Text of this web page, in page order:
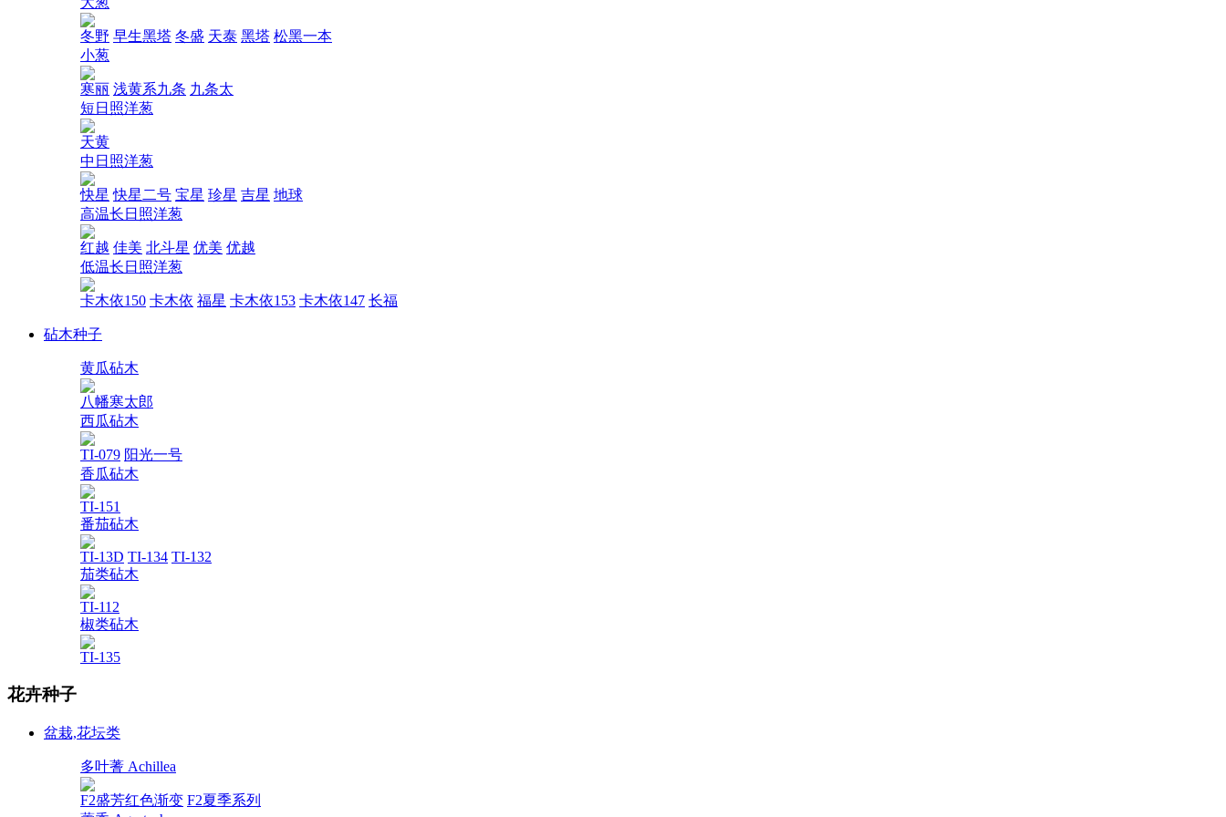
冬野 早生黑塔 冬盛 天泰 黑塔 松黑一本
小葱
寒丽 浅黄系九条 九条太
短日照洋葱
天黄
中日照洋葱
快星 快星二号 宝星 珍星 吉星 地球
高温长日照洋葱
红越 佳美 北斗星 优美 优越
低温长日照洋葱
卡木依150 卡木依 福星 卡木依153 卡木依147 长福
砧木种子
黄瓜砧木
八幡寒太郎
西瓜砧木
TI-079 阳光一号
香瓜砧木
TI-151
番茄砧木
TI-13D TI-134 TI-132
茄类砧木
TI-112
椒类砧木
TI-135
花卉种子
盆栽,花坛类
多叶蓍 Achillea
F2盛芳红色渐变 F2夏季系列